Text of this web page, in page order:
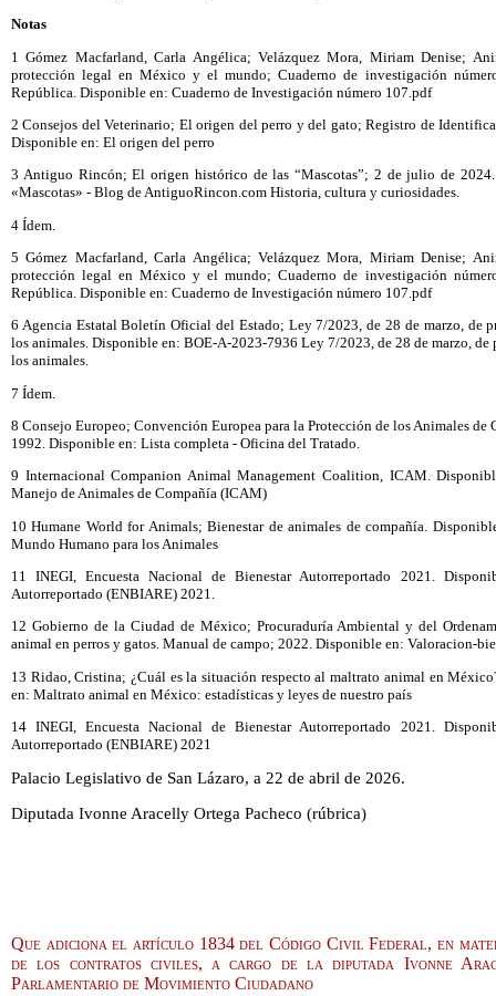
Notas
1 Gómez Macfarland, Carla Angélica; Velázquez Mora, Miriam Denise;
protección legal en México y el mundo; Cuaderno de investigación
República. Disponible en: Cuaderno de Investigación número 107.pdf
2 Consejos del Veterinario; El origen del perro y del gato; Registro de
Disponible en: El origen del perro
3 Antiguo Rincón; El origen histórico de las “Mascotas”; 2 de julio de
«Mascotas» - Blog de AntiguoRincon.com Historia, cultura y curiosidades.
4 Ídem.
5 Gómez Macfarland, Carla Angélica; Velázquez Mora, Miriam Denise;
protección legal en México y el mundo; Cuaderno de investigación
República. Disponible en: Cuaderno de Investigación número 107.pdf
6 Agencia Estatal Boletín Oficial del Estado; Ley 7/2023, de 28 de marzo, de
los animales. Disponible en: BOE-A-2023-7936 Ley 7/2023, de 28 de marzo, de
los animales.
7 Ídem.
8 Consejo Europeo; Convención Europea para la Protección de los Animales de
1992. Disponible en: Lista completa - Oficina del Tratado.
9 Internacional Companion Animal Management Coalition, ICAM.
Manejo de Animales de Compañía (ICAM)
10 Humane World for Animals; Bienestar de animales de compañía.
Mundo Humano para los Animales
11 INEGI, Encuesta Nacional de Bienestar Autorreportado 2021.
Autorreportado (ENBIARE) 2021.
12 Gobierno de la Ciudad de México; Procuraduría Ambiental y del
animal en perros y gatos. Manual de campo; 2022. Disponible en: Valoracion-
13 Ridao, Cristina; ¿Cuál es la situación respecto al maltrato animal en
en: Maltrato animal en México: estadísticas y leyes de nuestro país
14 INEGI, Encuesta Nacional de Bienestar Autorreportado 2021.
Autorreportado (ENBIARE) 2021
Palacio Legislativo de San Lázaro, a 22 de abril de 2026.
Diputada Ivonne Aracelly Ortega Pacheco (rúbrica)
Que adiciona el artículo 1834 del Código Civil Federal, en
de los contratos civiles, a cargo de la diputada Ivonne
Parlamentario de Movimiento Ciudadano